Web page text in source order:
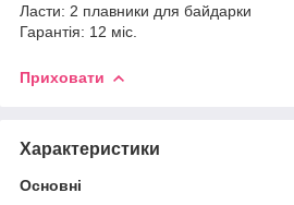
Ласти: 2 плавники для байдарки
Гарантія: 12 міс.
Приховати
Характеристики
Основні